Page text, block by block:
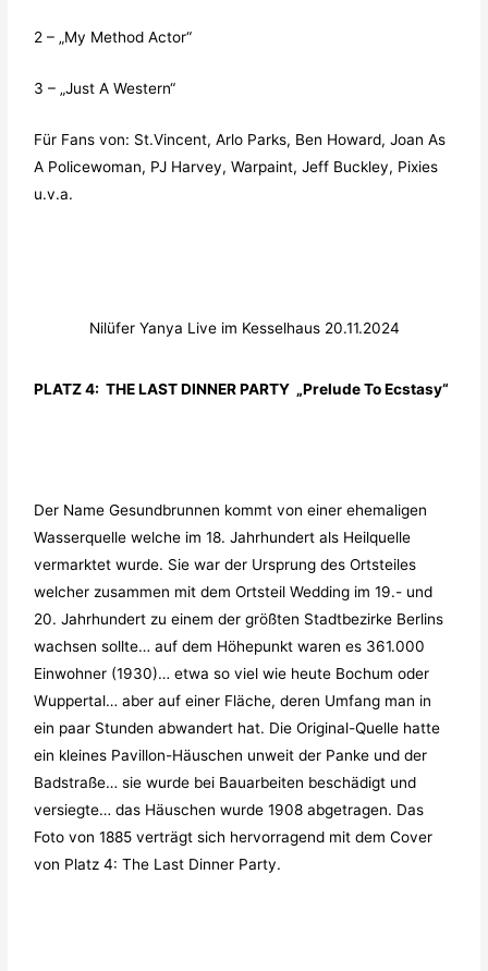
2 – „My Method Actor“
3 – „Just A Western“
Für Fans von: St.Vincent, Arlo Parks, Ben Howard, Joan As
A Policewoman, PJ Harvey, Warpaint, Jeff Buckley, Pixies
u.v.a.
Nilüfer Yanya Live im Kesselhaus 20.11.2024
PLATZ 4: THE LAST DINNER PARTY „Prelude To Ecstasy“
Der Name Gesundbrunnen kommt von einer ehemaligen
Wasserquelle welche im 18. Jahrhundert als Heilquelle
vermarktet wurde. Sie war der Ursprung des Ortsteiles
welcher zusammen mit dem Ortsteil Wedding im 19.- und
20. Jahrhundert zu einem der größten Stadtbezirke Berlins
wachsen sollte… auf dem Höhepunkt waren es 361.000
Einwohner (1930)… etwa so viel wie heute Bochum oder
Wuppertal… aber auf einer Fläche, deren Umfang man in
ein paar Stunden abwandert hat. Die Original-Quelle hatte
ein kleines Pavillon-Häuschen unweit der Panke und der
Badstraße… sie wurde bei Bauarbeiten beschädigt und
versiegte… das Häuschen wurde 1908 abgetragen. Das
Foto von 1885 verträgt sich hervorragend mit dem Cover
von Platz 4: The Last Dinner Party.